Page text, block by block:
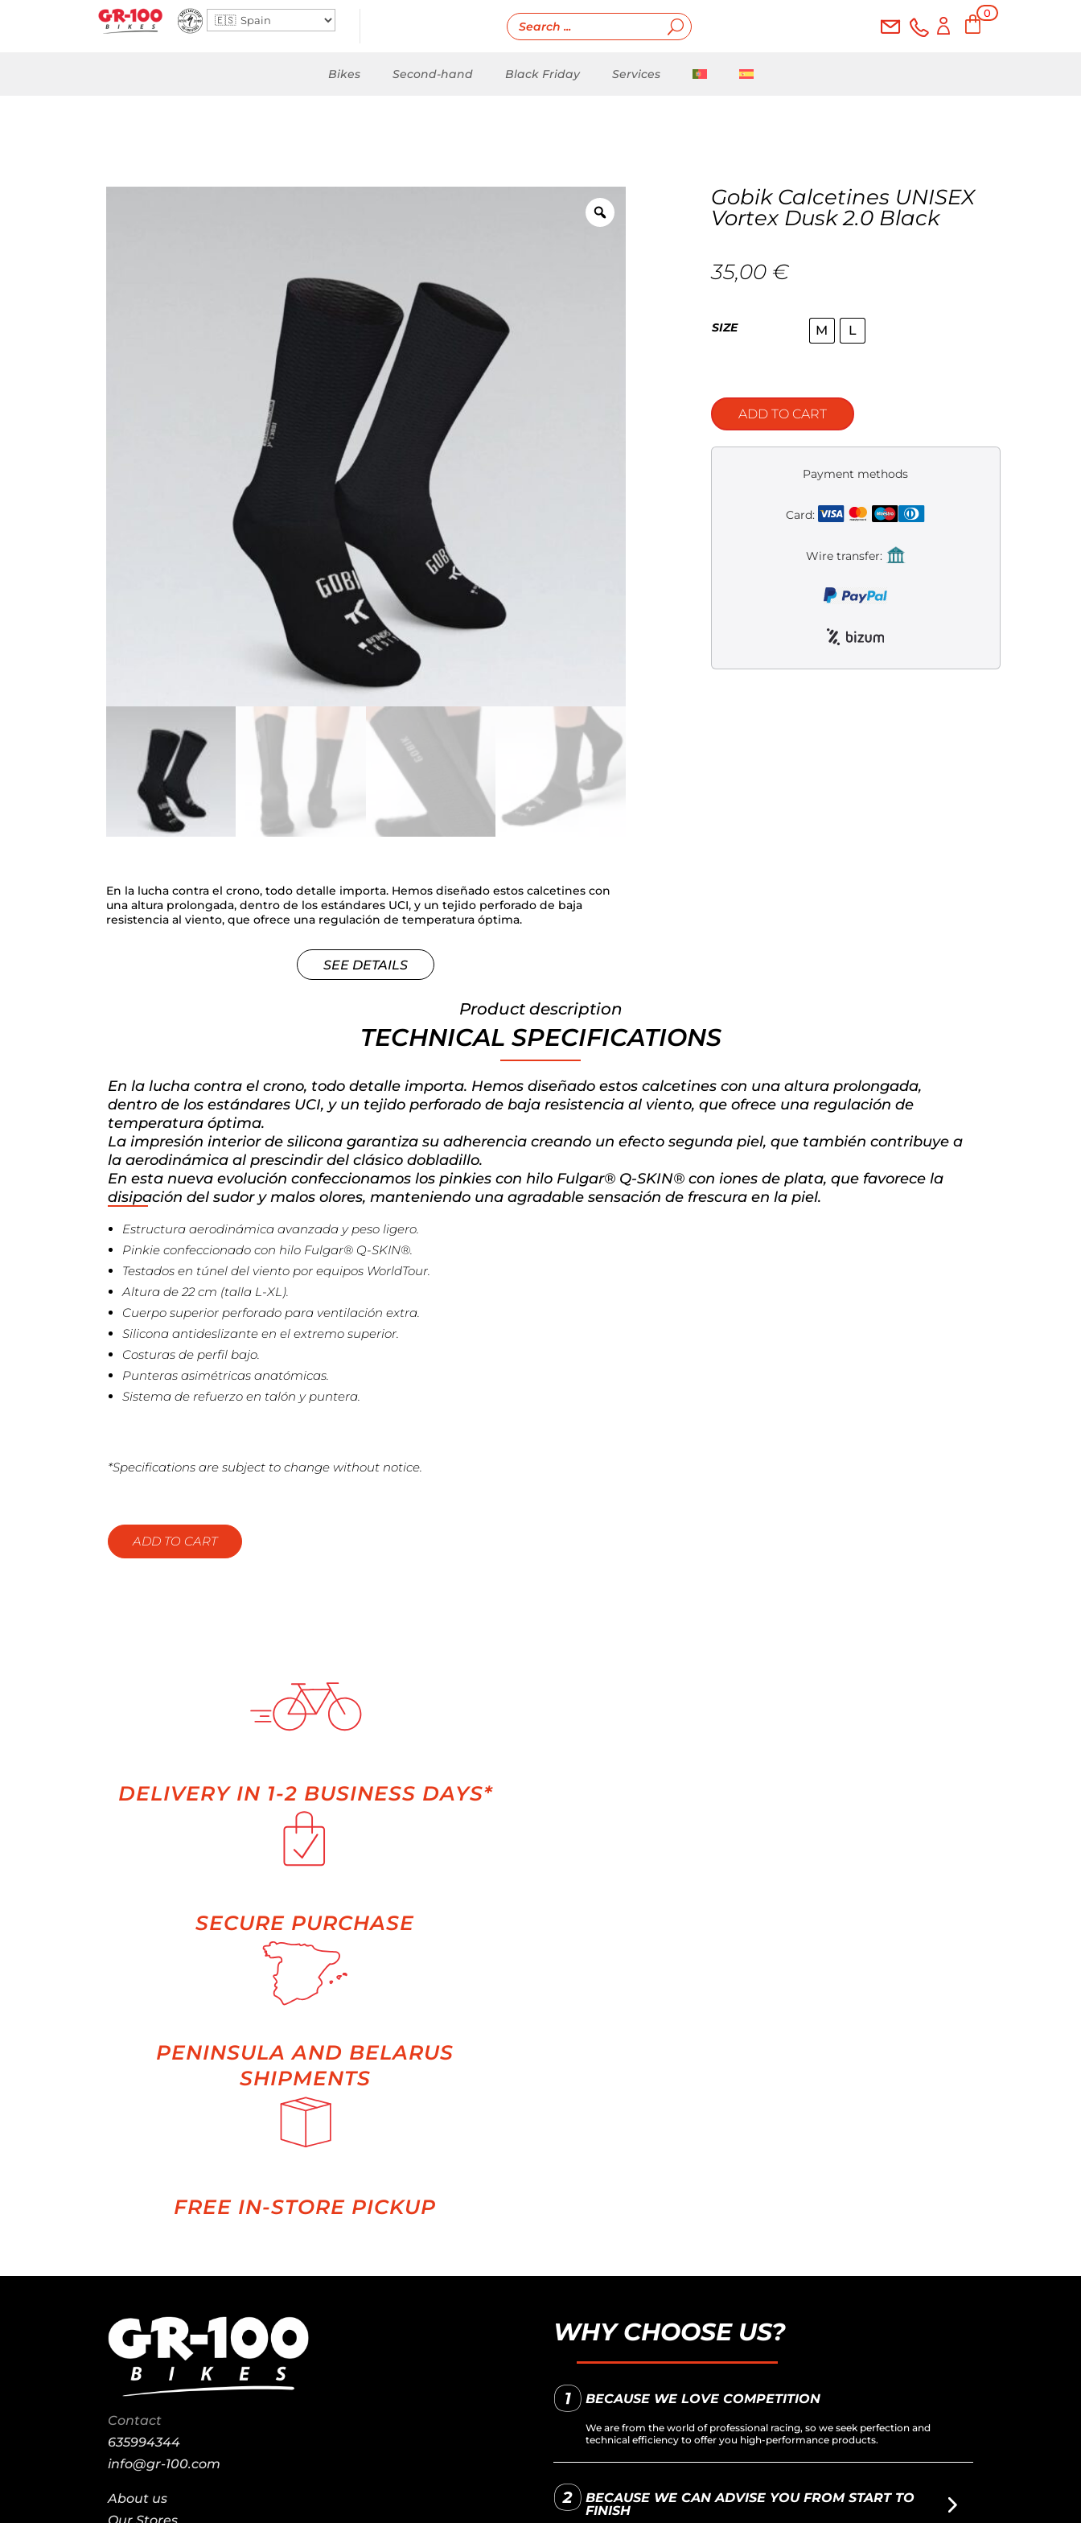
0
Bikes Second-hand Black Friday Services
En la lucha contra el crono, todo detalle importa. Hemos diseñado estos calcetines con
una altura prolongada, dentro de los estándares UCI, y un tejido perforado de baja
resistencia al viento, que ofrece una regulación de temperatura óptima.
SEE DETAILS
Gobik Calcetines UNISEX
Vortex Dusk 2.0 Black
35,00 €
SIZE M L
ADD TO CART
Payment methods
Card:
Wire transfer:
Product description
TECHNICAL SPECIFICATIONS
En la lucha contra el crono, todo detalle importa. Hemos diseñado estos calcetines con una altura prolongada,
dentro de los estándares UCI, y un tejido perforado de baja resistencia al viento, que ofrece una regulación de
temperatura óptima.
La impresión interior de silicona garantiza su adherencia creando un efecto segunda piel, que también contribuye a
la aerodinámica al prescindir del clásico dobladillo.
En esta nueva evolución confeccionamos los pinkies con hilo Fulgar® Q-SKIN® con iones de plata, que favorece la
disipación del sudor y malos olores, manteniendo una agradable sensación de frescura en la piel.
Estructura aerodinámica avanzada y peso ligero.
Pinkie confeccionado con hilo Fulgar® Q-SKIN®.
Testados en túnel del viento por equipos WorldTour.
Altura de 22 cm (talla L-XL).
Cuerpo superior perforado para ventilación extra.
Silicona antideslizante en el extremo superior.
Costuras de perfil bajo.
Punteras asimétricas anatómicas.
Sistema de refuerzo en talón y puntera.
*Specifications are subject to change without notice.
ADD TO CART
DELIVERY IN 1-2 BUSINESS DAYS*
SECURE PURCHASE
PENINSULA AND BELARUS
SHIPMENTS
FREE IN-STORE PICKUP
Contact
635994344
info@gr-100.com
About us
WHY CHOOSE US?
BECAUSE WE LOVE COMPETITION
We are from the world of professional racing, so we seek perfection and
technical efficiency to offer you high-performance products.
BECAUSE WE CAN ADVISE YOU FROM START TO
FINISH